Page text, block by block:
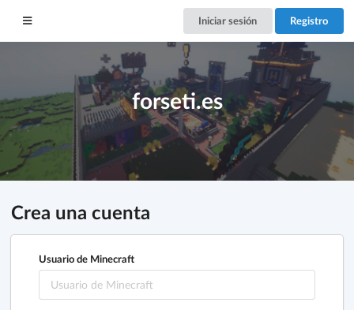
Iniciar sesión Registro
forseti.es
Crea una cuenta
Usuario de Minecraft